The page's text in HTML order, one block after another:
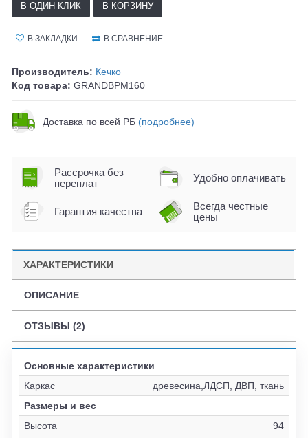
В ОДИН КЛИК В КОРЗИНУ
В ЗАКЛАДКИ В СРАВНЕНИЕ
Производитель: Кечко
Код товара: GRANDBPM160
Доставка по всей РБ (подробнее)
Рассрочка без
переплат
Удобно оплачивать
Гарантия качества
Всегда честные
цены
ХАРАКТЕРИСТИКИ
ОПИСАНИЕ
ОТЗЫВЫ (2)
Основные характеристики
Каркас
древесина,ЛДСП, ДВП, ткань
Размеры и вес
Высота
94